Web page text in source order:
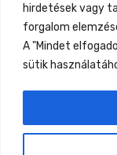
hirdetések vagy
forgalom
A "Mindet
sütik
Previous